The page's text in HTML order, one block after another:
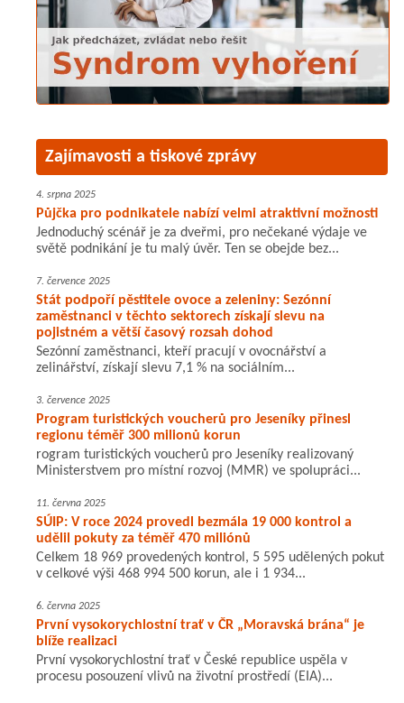
Zajímavosti a tiskové zprávy
4. srpna 2025
Půjčka pro podnikatele nabízí velmi atraktivní možnosti
Jednoduchý scénář je za dveřmi, pro nečekané výdaje ve
světě podnikání je tu malý úvěr. Ten se obejde bez...
7. července 2025
Stát podpoří pěstitele ovoce a zeleniny: Sezónní
zaměstnanci v těchto sektorech získají slevu na
pojistném a větší časový rozsah dohod
Sezónní zaměstnanci, kteří pracují v ovocnářství a
zelinářství, získají slevu 7,1 % na sociálním...
3. července 2025
Program turistických voucherů pro Jeseníky přinesl
regionu téměř 300 milionů korun
rogram turistických voucherů pro Jeseníky realizovaný
Ministerstvem pro místní rozvoj (MMR) ve spolupráci...
11. června 2025
SÚIP: V roce 2024 provedl bezmála 19 000 kontrol a
udělil pokuty za téměř 470 miliónů
Celkem 18 969 provedených kontrol, 5 595 udělených pokut
v celkové výši 468 994 500 korun, ale i 1 934...
6. června 2025
První vysokorychlostní trať v ČR „Moravská brána“ je
blíže realizaci
První vysokorychlostní trať v České republice uspěla v
procesu posouzení vlivů na životní prostředí (EIA)...